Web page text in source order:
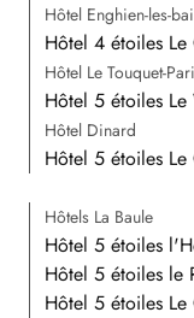
Hôtel Enghien-les-
Hôtel 4 étoiles
Hôtel Le Touquet-
Hôtel 5 étoiles Le
Hôtel Dinard
Hôtel 5 étoiles
Hôtels La Baule
Hôtel 5 étoiles
Hôtel 5 étoiles le
Hôtel 5 étoiles Le